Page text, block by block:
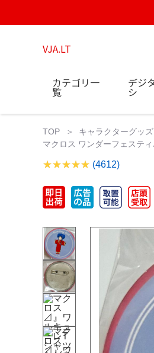
VJA.LT
カテゴリ一
覧
デジ
シ
TOP キャラクターグッズ
マクロス ワンダーフェステ
(4612)